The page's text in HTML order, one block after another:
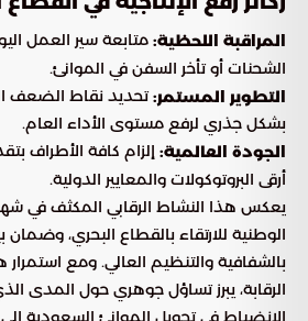
المراقبة اللحظية: متابعة سير العمل
الشحنات أو تأخر السفن في الموانئ.
التطوير المستمر:تحديد نقاط الضعف
بشكل جذري لرفع مستوى الأداء العام.
الجودة العالمية: إلزام كافة الأطراف
أرقى البروتوكولات والمعايير الدولية.
يعكس هذا النشاط الرقابي المكثف في
الوطنية للارتقاء بالقطاع البحري، وضمان
بالشفافية والتنظيم العالي. ومع
الرقابة، يبرز تساؤل جوهري حول المدى
الانضباط في تحويل الموانئ السعودية